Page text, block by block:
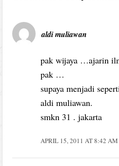
aldi muliawan
pak wijaya …ajarin
pak …
supaya menjadi
aldi muliawan.
smkn 31 . jakarta
APRIL 15, 2011 AT 8:42 AM